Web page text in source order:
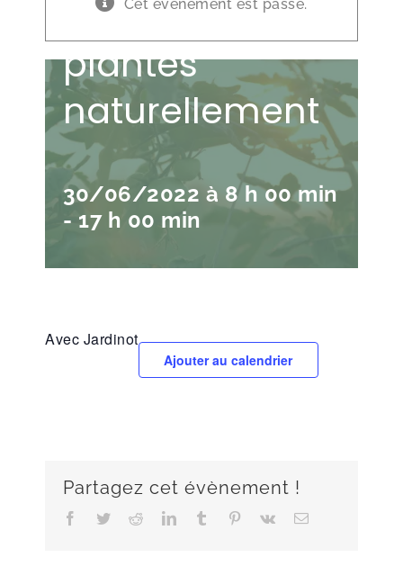
Cet évènement est passé.
guérir ses
plantes
naturellement
30/06/2022 à 8 h 00 min
- 17 h 00 min
Avec Jardinot
Ajouter au calendrier
Partagez cet évènement !
Facebook
TwitterRedditLinkedInTumblr Pinterest
Vk Email